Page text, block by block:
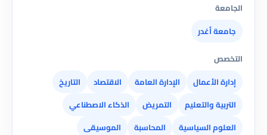
الجامعة
جامعة أغدر
التخصص
إدارة الأعمال
الإدارة العامة الاقتصاد
التاريخ
التربية والتعليم
التمريض
الذكاء الاصطناعي
العلوم السياسية
المحاسبة
الموسيقى